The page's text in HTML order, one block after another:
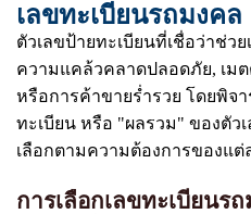
เลขทะเบียนรถมงคล
ตัวเลขป้ายทะเบียนที่เชื่อว่าช่ว
ความแคล้วคลาดปลอดภัย, เม
หรือการค้าขายร่ำรวย โดยพิจ
ทะเบียน หรือ "ผลรวม" ของตัว
เลือกตามความต้องการของแ
การเลือกเลขทะเบียนร